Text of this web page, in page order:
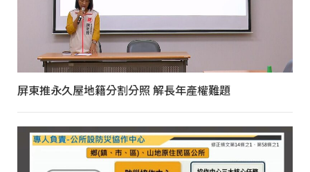
屏東推永久屋地籍分割分照 解長年產權難題